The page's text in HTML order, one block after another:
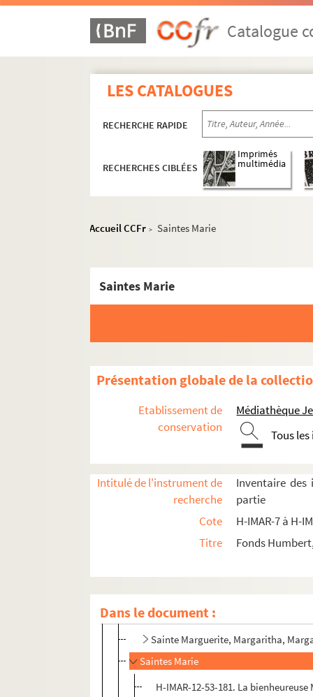
Catalogue
LES CATALOGUES
RECHERCHE RAPIDE
RECHERCHES CIBLÉES
Imprimés
multimédia
Accueil CCFr > Saintes Marie
Saintes Marie
Présentation globale de la
Etablissement de
conservation
Médiathèque
Tous
Intitulé de l'instrument de
recherche
Inventaire des
partie
Cote
H-IMAR-7 à H-
Titre
Fonds
Dans le document :
H-IMAR-7-1-1 à H-IMAR-7-204-585.
H-IMAR-10-1-1 à H-IMAR-11-4-10.
H-IMAR-11-8-21 à H-IMAR-11-165-480.
H-IMAR-12-1-1 à H-IMAR-12-237-658.
H-IMAR-12-1-1. Sainte Marie Madeleine
H-IMAR-12-1bis-2. Saint Martinien
H-IMAR-12-1bis-3. Saint Martinien
H-IMAR-12-26-80. Saint Martialis
H-IMAR-12-26-81. Saint Martialis
H-IMAR-12-26-82. Saint Martialis
Sainte Marguerite, Margaritha,
Saintes Marie
H-IMAR-12-53-181. La